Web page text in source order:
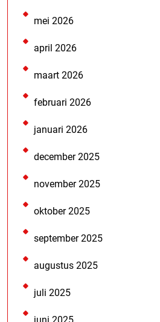
mei 2026
april 2026
maart 2026
februari 2026
januari 2026
december 2025
november 2025
oktober 2025
september 2025
augustus 2025
juli 2025